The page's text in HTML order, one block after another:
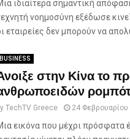
ιδιαίτερα σημαντική
νοημοσύνη εξέδωσε
εταιρείες δεν μπορούν να
BUSINESS
στην Κίνα το
TechTV Greece 24 Φεβρουαρίου
εικόνα που μέχρι πρόσφατα